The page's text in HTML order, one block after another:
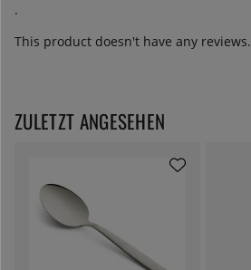
.
This product doesn't have any reviews.
ZULETZT ANGESEHEN